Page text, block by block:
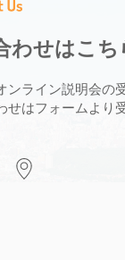
わせはこち
ンライン説明会の
せはフォームより